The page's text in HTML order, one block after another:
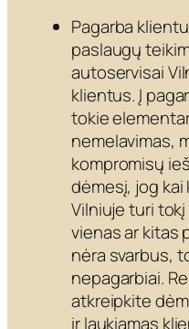
Pagarba
paslaugų
autoservisai
klientus. Į
tokie
nemelavimas,
kompromisų
dėmesį, jog
Vilniuje turi
vienas ar kitas
nėra svarbus,
nepagarbiai.
atkreipkite
ir laukiamas